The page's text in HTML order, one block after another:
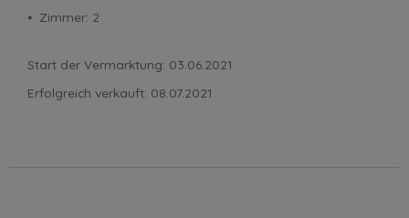
⦁ Zimmer: 2
Start der Vermarktung: 03.06.2021
Erfolgreich verkauft: 08.07.2021